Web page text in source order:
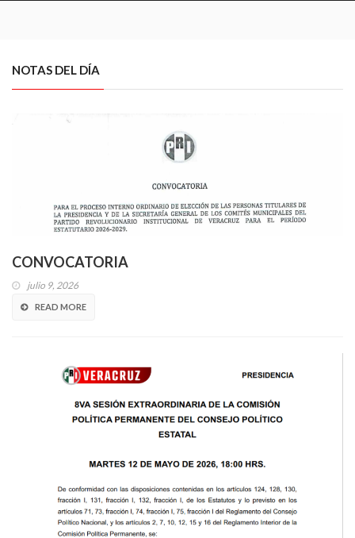
NOTAS DEL DÍA
CONVOCATORIA
julio 9, 2026
READ MORE